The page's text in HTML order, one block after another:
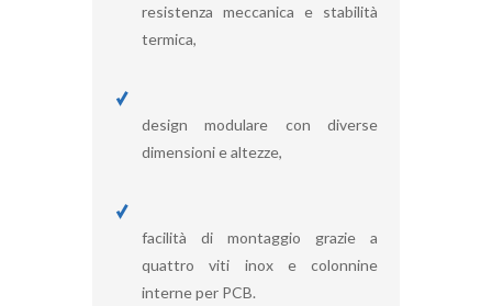
resistenza meccanica e stabilità
termica,
design modulare con diverse
dimensioni e altezze,
facilità di montaggio grazie a
quattro viti inox e colonnine
interne per PCB.